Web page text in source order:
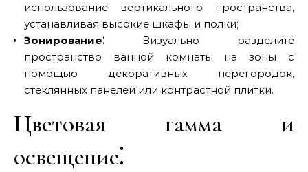
использование вертикального пространства,
устанавливая высокие шкафы и полки;
Зонирование⁚Визуально разделите
пространство ванной комнаты на зоны с
помощью декоративных перегородок,
стеклянных панелей или контрастной плитки.
Цветовая гамма и
освещение⁚